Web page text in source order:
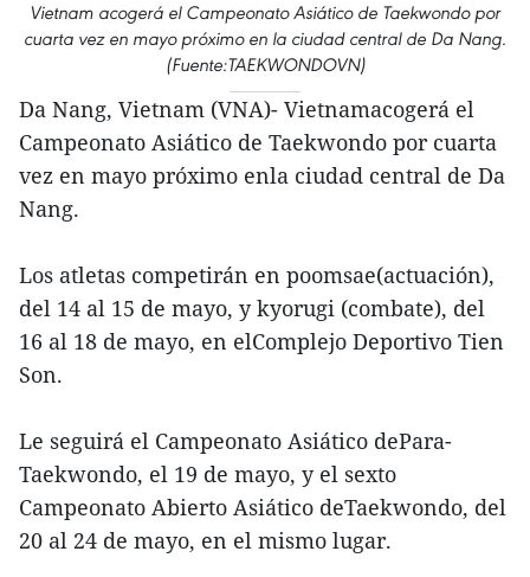
Vietnam acogerá el Campeonato Asiático de Taekwondo por
cuarta vez en mayo próximo en la ciudad central de Da Nang.
(Fuente:TAEKWONDOVN)
Da Nang, Vietnam (VNA)- Vietnamacogerá el
Campeonato Asiático de Taekwondo por cuarta
vez en mayo próximo enla ciudad central de Da
Nang.
Los atletas competirán en poomsae(actuación),
del 14 al 15 de mayo, y kyorugi (combate), del
16 al 18 de mayo, en elComplejo Deportivo Tien
Son.
Le seguirá el Campeonato Asiático dePara-
Taekwondo, el 19 de mayo, y el sexto
Campeonato Abierto Asiático deTaekwondo, del
20 al 24 de mayo, en el mismo lugar.